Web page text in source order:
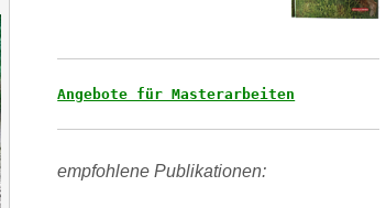
Angebote für Masterarbeiten